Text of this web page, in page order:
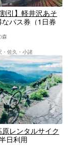
引】軽井沢あそ
パス券（1日券
森
・佐久・小諸
レンタルサイク
日利用